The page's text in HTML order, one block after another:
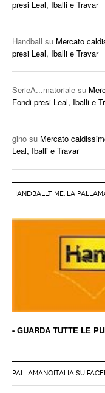
presi Leal, Iballi e Travar
Handball su Mercato
presi Leal, Iballi e Travar
SerieA...matoriale su
Fondi presi Leal, Iballi e
gino su Mercato
Leal, Iballi e Travar
HANDBALLTIME, LA
- GUARDA TUTTE LE
PALLAMANOITALIA SU